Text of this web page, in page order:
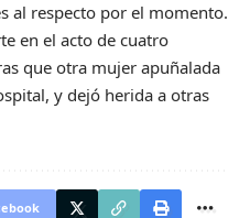
al respecto por el momento.
en el acto de cuatro
que otra mujer apuñalada
y dejó herida a otras